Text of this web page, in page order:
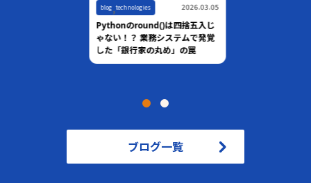
2026.03.05
Pythonのround()は四捨五入じ
ゃない！？ 業務システムで発覚
した「銀行家の丸め」の罠
ブログ一覧